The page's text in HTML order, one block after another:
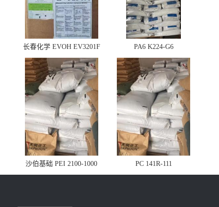
长春化学 EVOH EV3201F PA6 K224-G6
沙伯基础 PEI 2100-1000 PC 141R-111